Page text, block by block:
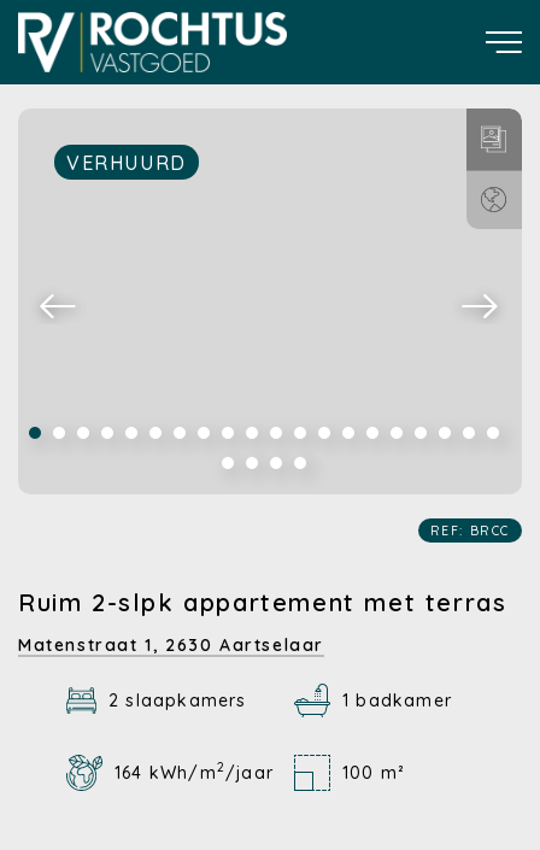
VERHUURD
REF: BRCC
Ruim 2-slpk appartement met terras
Matenstraat 1, 2630 Aartselaar
2 slaapkamers 1 badkamer
164 kWh/m2 /jaar 100 m²